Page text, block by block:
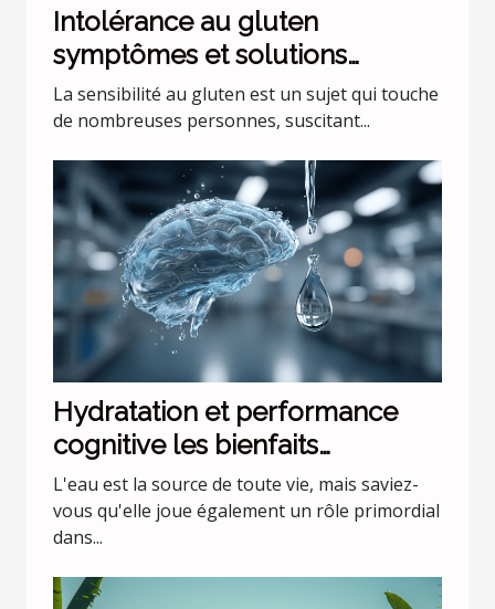
Intolérance au gluten
symptômes et solutions
alimentaires
La sensibilité au gluten est un sujet qui touche
de nombreuses personnes, suscitant...
Hydratation et performance
cognitive les bienfaits
insoupçonnés de l'eau sur le
cerveau
L'eau est la source de toute vie, mais saviez-
vous qu'elle joue également un rôle primordial
dans...